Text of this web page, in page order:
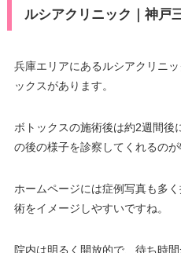
ルシアクリニック｜神戸
兵庫エリアにあるルシアクリニ
ックスがあります。
ボトックスの施術後は約2週間後
の後の様子を診察してくれるのが
ホームページには症例写真も多
術をイメージしやすいですね。
院内は明るく開放的で、待ち時